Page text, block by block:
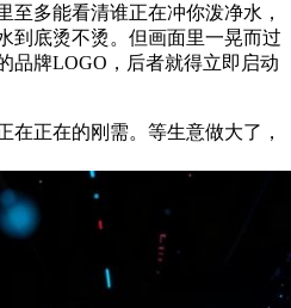
至多能看清谁正在冲你泼净水，
到底烫不烫。但画面里一晃而过
品牌LOGO，后者就得立即启动
正在的刚需。等生意做大了，